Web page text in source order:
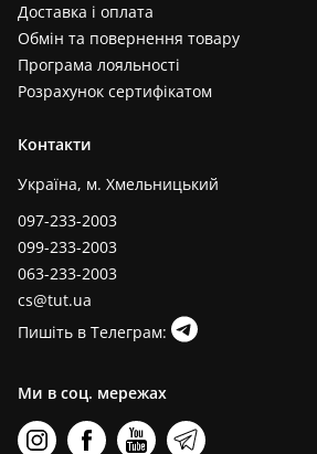
Доставка і оплата
Обмін та повернення товару
Програма лояльності
Розрахунок сертифікатом
Контакти
Україна, м. Хмельницький
097-233-2003
099-233-2003
063-233-2003
cs@tut.ua
Пишіть в Телеграм:
Ми в соц. мережах